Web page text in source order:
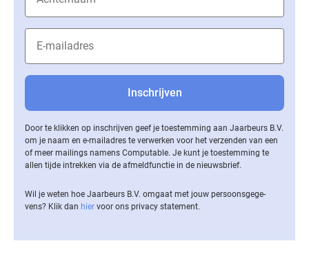
Door te klikken op inschrijven geef je toestemming aan Jaarbeurs B.V.
om je naam en e-mailadres te verwerken voor het verzenden van een
of meer mailings namens Computable. Je kunt je toestemming te
allen tijde intrekken via de af­meld­func­tie in de nieuwsbrief.
Wil je weten hoe Jaarbeurs B.V. omgaat met jouw per­soons­ge­ge­
vens? Klik dan hier voor ons privacy statement.